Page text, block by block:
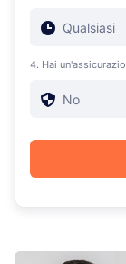
4. Hai